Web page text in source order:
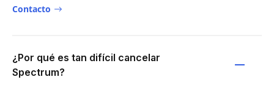
Contacto
¿Por qué es tan difícil cancelar
Spectrum?